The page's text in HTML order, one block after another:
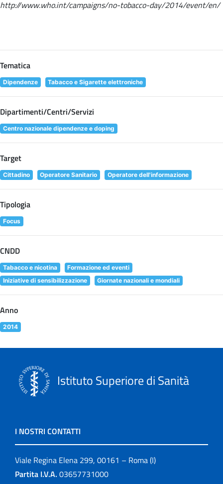
http://www.who.int/campaigns/no-tobacco-day/2014/event/en/
Tematica
Dipendenze Tabacco e Sigarette elettroniche
Dipartimenti/Centri/Servizi
Centro nazionale dipendenze e doping
Target
Cittadino Operatore Sanitario Operatore dell'informazione
Tipologia
Focus
CNDD
Tabacco e nicotina
Formazione ed eventi
Iniziative di sensibilizzazione
Giornate nazionali e mondiali
Anno
2014
Istituto Superiore di Sanità
I NOSTRI CONTATTI
Viale Regina Elena 299, 00161 – Roma (I)
Partita I.V.A. 03657731000